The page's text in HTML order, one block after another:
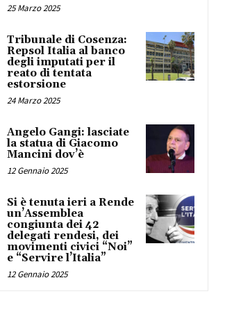
25 Marzo 2025
Tribunale di Cosenza:
Repsol Italia al banco
degli imputati per il
reato di tentata
estorsione
24 Marzo 2025
Angelo Gangi: lasciate
la statua di Giacomo
Mancini dov’è
12 Gennaio 2025
Si è tenuta ieri a Rende
un’Assemblea
congiunta dei 42
delegati rendesi, dei
movimenti civici “Noi”
e “Servire l’Italia”
12 Gennaio 2025